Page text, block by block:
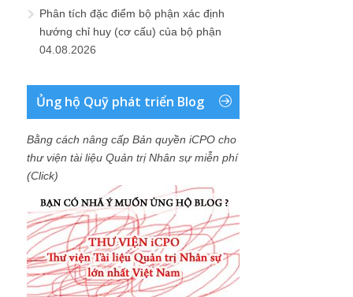
Phân tích đặc điểm bộ phận xác định
hướng chỉ huy (cơ cấu) của bộ phận
04.08.2026
Ủng hộ Quỹ phát triển Blog
Bằng cách nâng cấp Bản quyền iCPO cho
thư viện tài liệu Quản trị Nhân sự miễn phí
(Click)